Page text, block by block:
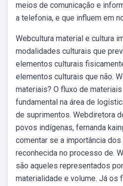
meios de comunicação e
a telefonia, e que influem em
Webcultura material e cultura
modalidades culturais que
elementos culturais
elementos culturais que não.
materiais? O fluxo de
fundamental na área de
de suprimentos. Webdiretora
povos indígenas, fernanda
comentar se a importância
reconhecida no processo de.
são aqueles representados
materialidade e volume. Já os